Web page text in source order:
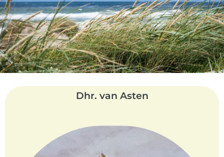
Dhr. van Asten